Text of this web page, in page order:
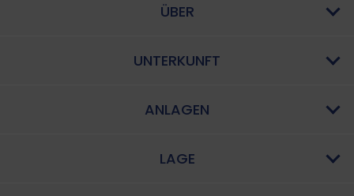
ÜBER
UNTERKUNFT
ANLAGEN
LAGE